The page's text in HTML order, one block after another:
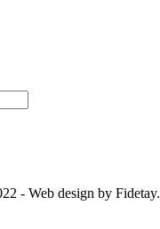
- Web design by Fidetay.